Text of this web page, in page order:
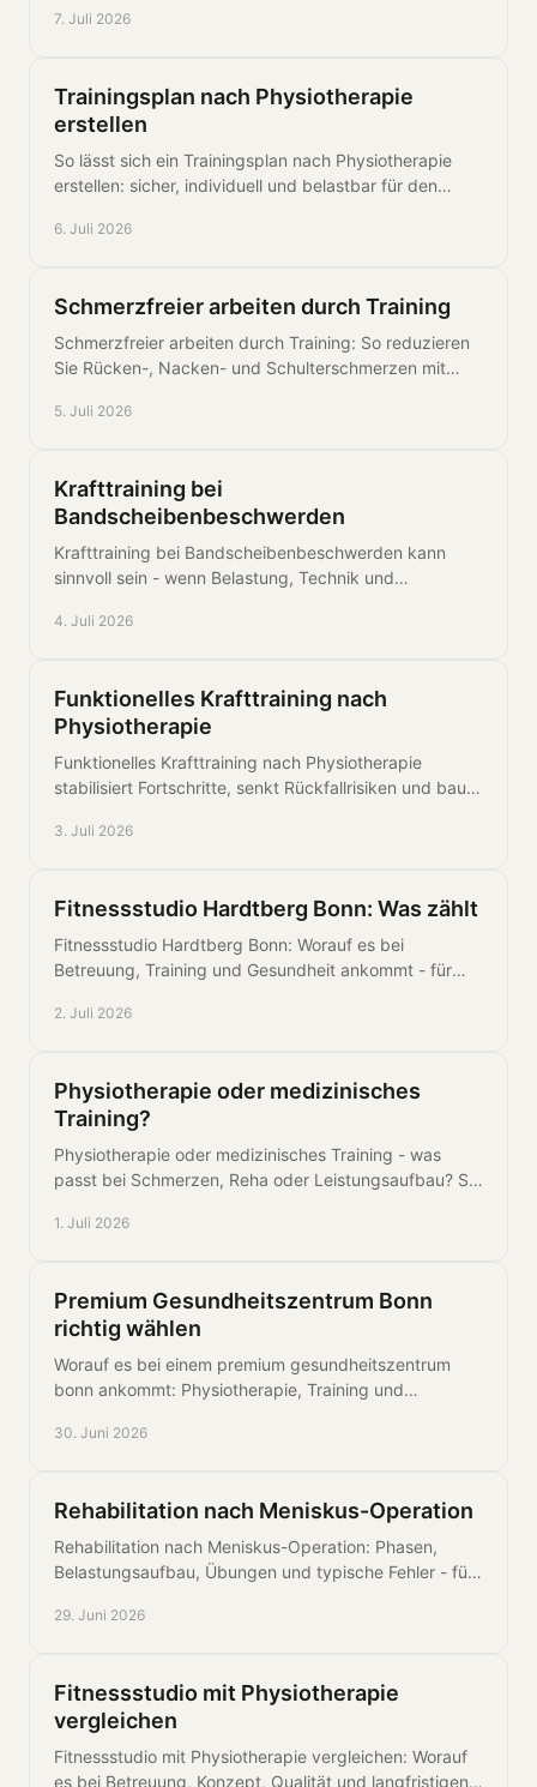
7. Juli 2026
Trainingsplan nach Physiotherapie
erstellen
So lässt sich ein Trainingsplan nach Physiotherapie
erstellen: sicher, individuell und belastbar für den
6. Juli 2026
Schmerzfreier arbeiten durch Training
Schmerzfreier arbeiten durch Training: So reduzieren
Sie Rücken-, Nacken- und Schulterschmerzen mit
5. Juli 2026
Krafttraining bei
Bandscheibenbeschwerden
Krafttraining bei Bandscheibenbeschwerden kann
sinnvoll sein - wenn Belastung, Technik und
abgestimmt sind.
4. Juli 2026
Funktionelles Krafttraining nach
Physiotherapie
Funktionelles Krafttraining nach Physiotherapie
stabilisiert Fortschritte, senkt Rückfallrisiken und baut
3. Juli 2026
Fitnessstudio Hardtberg Bonn: Was zählt
Fitnessstudio Hardtberg Bonn: Worauf es bei
Betreuung, Training und Gesundheit ankommt - für
2. Juli 2026
Physiotherapie oder medizinisches
Training?
Physiotherapie oder medizinisches Training - was
passt bei Schmerzen, Reha oder Leistungsaufbau? So
1. Juli 2026
Premium Gesundheitszentrum Bonn
richtig wählen
Worauf es bei einem premium gesundheitszentrum
bonn ankommt: Physiotherapie, Training und
30. Juni 2026
Rehabilitation nach Meniskus-Operation
Rehabilitation nach Meniskus-Operation: Phasen,
Belastungsaufbau, Übungen und typische Fehler - für
29. Juni 2026
Fitnessstudio mit Physiotherapie
vergleichen
Fitnessstudio mit Physiotherapie vergleichen: Worauf
es bei Betreuung, Konzept, Qualität und langfristigen